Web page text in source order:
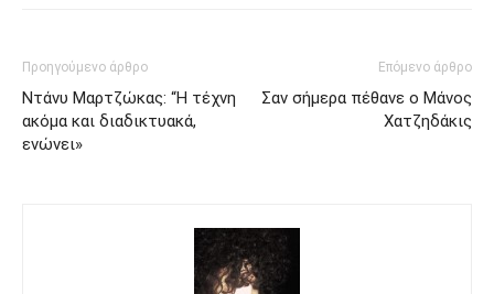
Προηγούμενο άρθρο
Ντάνυ Μαρτζώκας: “Η τέχνη
ακόμα και διαδικτυακά,
ενώνει»
Επόμενο άρθρο
Σαν σήμερα πέθανε ο Μάνος
Χατζηδάκις